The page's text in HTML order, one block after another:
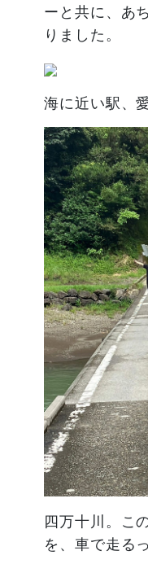
ーと共に、あ
りました。
海に近い駅、
四万十川。こ
を、車で走る